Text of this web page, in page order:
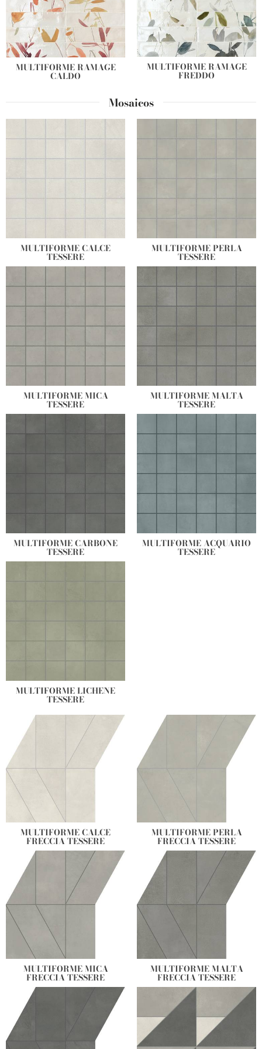
MULTIFORME RAMAGE
CALDO
MULTIFORME RAMAGE
FREDDO
Mosaicos
MULTIFORME CALCE
TESSERE
MULTIFORME PERLA
TESSERE
MULTIFORME MICA
TESSERE
MULTIFORME MALTA
TESSERE
MULTIFORME CARBONE
TESSERE
MULTIFORME ACQUARIO
TESSERE
MULTIFORME LICHENE
TESSERE
MULTIFORME CALCE
FRECCIA TESSERE
MULTIFORME PERLA
FRECCIA TESSERE
MULTIFORME MICA
FRECCIA TESSERE
MULTIFORME MALTA
FRECCIA TESSERE